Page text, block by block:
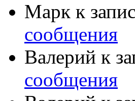
Марк к
сообщения
Валерий к
сообщения